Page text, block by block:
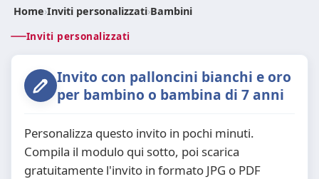
Home›Inviti personalizzati›Bambini
Inviti personalizzati
Invito con palloncini bianchi e oro
per bambino o bambina di 7 anni
Personalizza questo invito in pochi minuti.
Compila il modulo qui sotto, poi scarica
gratuitamente l'invito in formato JPG o PDF